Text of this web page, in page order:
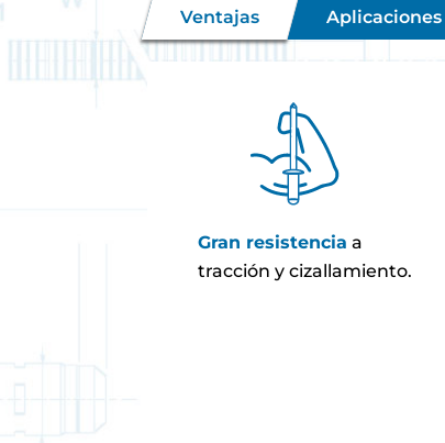
Ventajas Aplicaciones
Gran resistencia a
tracción y cizallamiento.